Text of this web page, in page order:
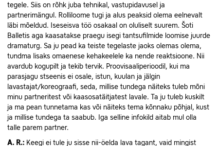
tegele. Siis on rõhk juba tehnikal, vastupidavusel ja
partnerimängul. Rolliloome tugi ja alus peaksid olema eelnevalt
läbi mõeldud. Iseseisva töö osakaal on oluliselt suurem. Šoti
Balletis aga kaasatakse praegu isegi tantsufilmide loomise juurde
dramaturg. Sa ju pead ka teiste tegelaste jaoks olemas olema,
tundma lisaks omaenese kehakeelele ka nende reaktsioone. Nii
avardub kogupilt ja tekib tervik. Proovisaaliperioodil, kui ma
parasjagu stseenis ei osale, istun, kuulan ja jälgin
lavastajat/koreograafi, seda, millise tundega näiteks tuleb mõni
minu partneritest või kaasosatäitjatest lavale. Ta ju tuleb kuskilt
ja ma pean tunnetama kas või näiteks tema kõnnaku põhjal, kust
ja millise tundega ta saabub. Iga selline infokild aitab mul olla
talle parem partner.
A. R.: Keegi ei tule ju sisse nii-öelda lava tagant, vaid mingist